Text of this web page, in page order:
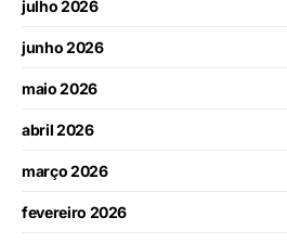
julho 2026
junho 2026
maio 2026
abril 2026
março 2026
fevereiro 2026